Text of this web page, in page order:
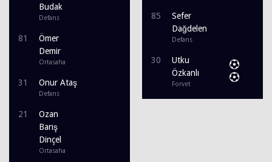
Budak
Defans
81
Ömer
Demir
Ortasaha
31 Onur Ataş
Defans
21
Ozan
Barış
Dinçel
Ortasaha
85
Sefer
Dağdelen
Defans
30
Utku
Özkanlı
Forvet